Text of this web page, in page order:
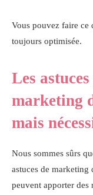
Vous pouvez faire ce
toujours optimisée.
Les
marketing
mais
Nous sommes sûrs
astuces de marketing
peuvent apporter des